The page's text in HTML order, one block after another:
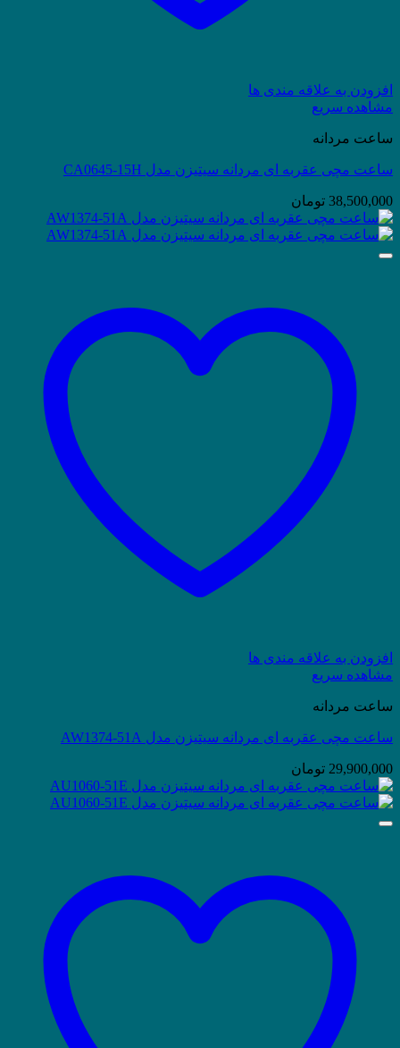
افزودن به علاقه مندی ها
مشاهده سریع
ساعت مردانه
ساعت مچی عقربه ای مردانه سیتیزن مدل CA0645-15H
38,500,000 تومان
افزودن به علاقه مندی ها
مشاهده سریع
ساعت مردانه
ساعت مچی عقربه ای مردانه سیتیزن مدل AW1374-51A
29,900,000 تومان